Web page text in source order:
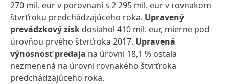
270 mil. eur v porovnaní s 2 295 mil. eur v rovnakom
štvrťroku predchádzajúceho roka. Upravený
prevádzkový zisk dosiahol 410 mil. eur, mierne pod
úrovňou prvého štvrťroka 2017. Upravená
výnosnosť predaja na úrovni 18,1 % ostala
nezmenená na úrovni rovnakého štvrťroka
predchádzajúceho roka.